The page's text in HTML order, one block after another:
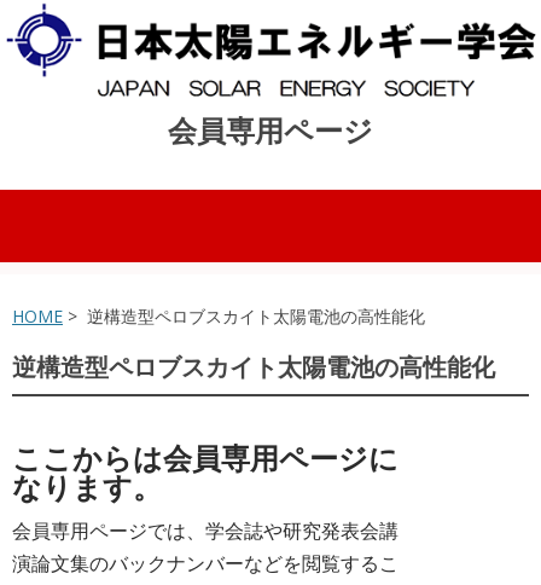
会員専用ページ
コンテンツへスキップ
HOME > 逆構造型ペロブスカイト太陽電池の高性能化
逆構造型ペロブスカイト太陽電池の高性能化
ここからは会員専用ページに
なります。
会員専用ページでは、学会誌や研究発表会講
演論文集のバックナンバーなどを閲覧するこ